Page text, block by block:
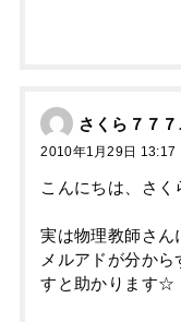
さくら７７７
2010年1月29日 13:17
こんにちは、さく
実は物理教師さん
メルアドが分から
すと助かります☆